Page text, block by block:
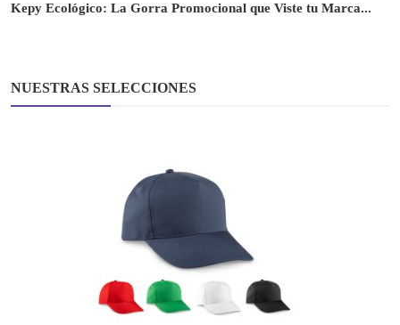
Kepy Ecológico: La Gorra Promocional que Viste tu Marca...
NUESTRAS SELECCIONES